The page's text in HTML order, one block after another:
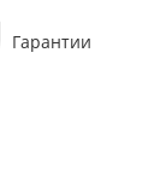
Гарантии